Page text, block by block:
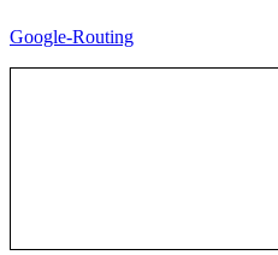
Google-Routing